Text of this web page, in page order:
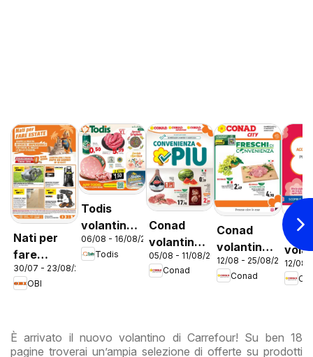
Nati per
fare
estate
30/07 - 23/08/2026
OBI
Todis
volantino
Lazio
06/08 - 16/08/2026
Todis
Conad
volantino
Convenienza
Più Lazio
05/08 - 11/08/2026
Conad
Conad
volantino
City Lazio
12/08 - 25/08/2026
Conad
City
12/08
È arrivato il nuovo volantino di Carrefour! Su ben 18
pagine troverai un’ampia selezione di offerte su prodotti